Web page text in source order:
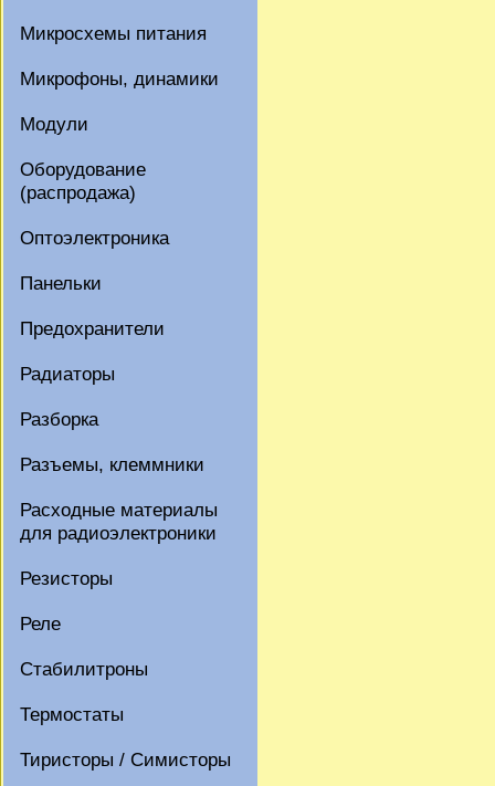
Микросхемы питания
Микрофоны, динамики
Модули
Оборудование
(распродажа)
Оптоэлектроника
Панельки
Предохранители
Радиаторы
Разборка
Разъемы, клеммники
Расходные материалы
для радиоэлектроники
Резисторы
Реле
Стабилитроны
Термостаты
Тиристоры / Симисторы